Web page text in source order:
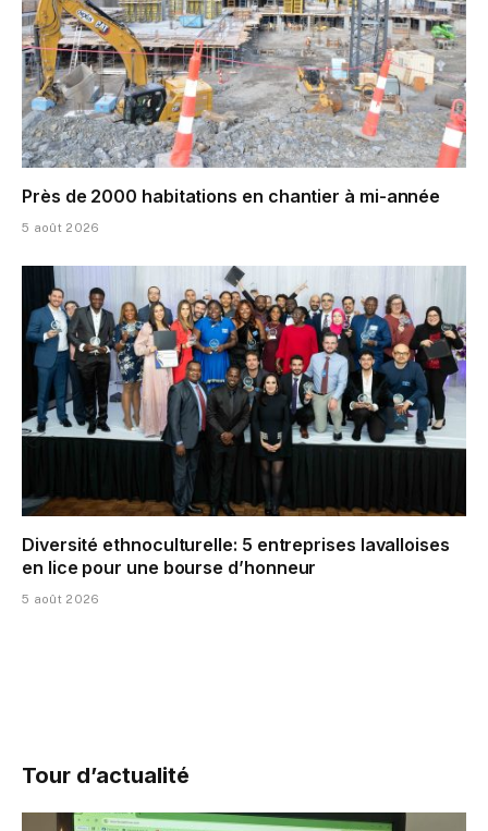
Près de 2000 habitations en chantier à mi-année
5 août 2026
Diversité ethnoculturelle: 5 entreprises lavalloises
en lice pour une bourse d’honneur
5 août 2026
Tour d’actualité